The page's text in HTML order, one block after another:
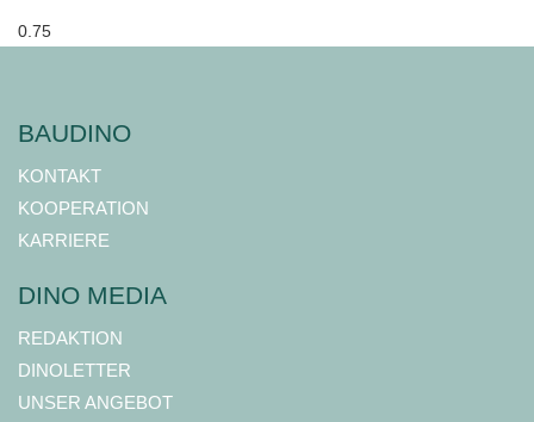
BAUDINO
KONTAKT
KOOPERATION
KARRIERE
DINO MEDIA
REDAKTION
DINOLETTER
UNSER ANGEBOT